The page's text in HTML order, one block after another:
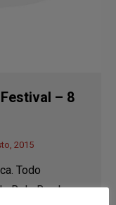
– 8
2015
Todo
R de Rumba